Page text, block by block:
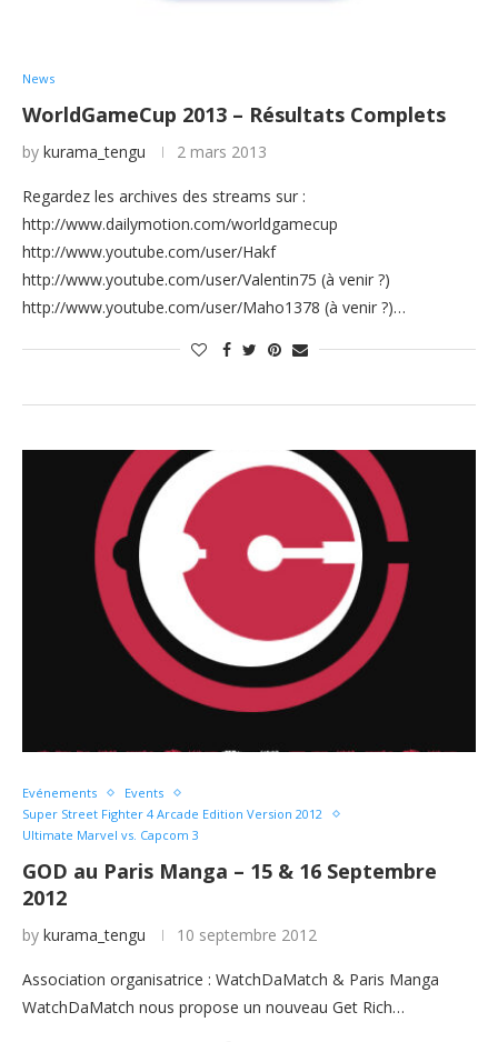
News
WorldGameCup 2013 – Résultats Complets
by kurama_tengu 2 mars 2013
Regardez les archives des streams sur :
http://www.dailymotion.com/worldgamecup
http://www.youtube.com/user/Hakf
http://www.youtube.com/user/Valentin75 (à venir ?)
http://www.youtube.com/user/Maho1378 (à venir ?)…
Evénements
Events
Super Street Fighter 4 Arcade Edition Version 2012
Ultimate Marvel vs. Capcom 3
GOD au Paris Manga – 15 & 16 Septembre
2012
by kurama_tengu 10 septembre 2012
Association organisatrice : WatchDaMatch & Paris Manga
WatchDaMatch nous propose un nouveau Get Rich…